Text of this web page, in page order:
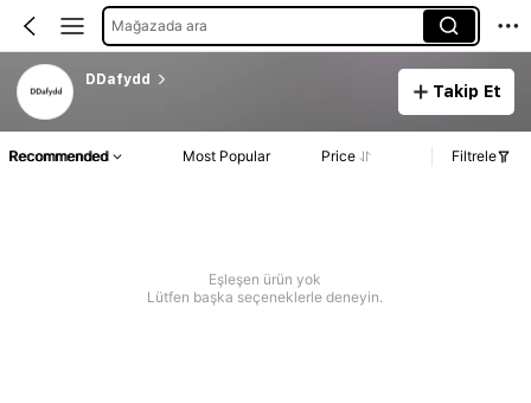
Mağazada ara
DDafydd
Takip Et
Recommended Most Popular Price Filtrele
Eşleşen ürün yok
Lütfen başka seçeneklerle deneyin.